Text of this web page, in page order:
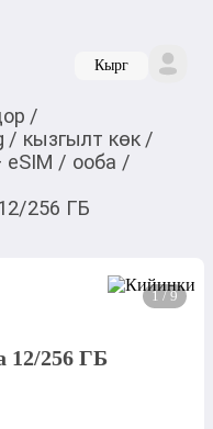
Кырг
/
/ кызгылт көк /
eSIM / ооба /
256 ГБ
1 / 9
12/256 ГБ